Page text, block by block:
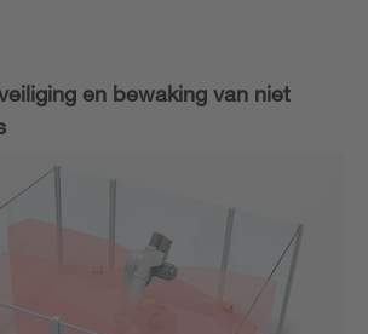
en bewaking van niet